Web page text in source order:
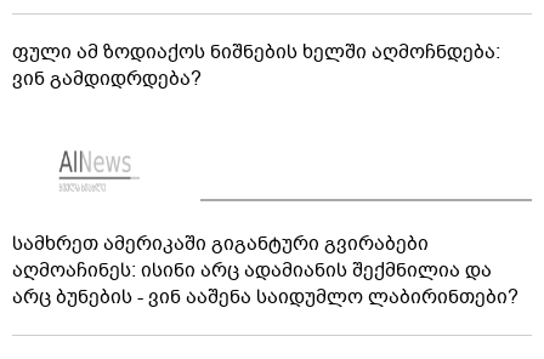
ფული ამ ზოდიაქოს ნიშნების ხელში აღმოჩნდება:
ვინ გამდიდრდება?
სამხრეთ ამერიკაში გიგანტური გვირაბები
აღმოაჩინეს: ისინი არც ადამიანის შექმნილია და
არც ბუნების - ვინ ააშენა საიდუმლო ლაბირინთები?